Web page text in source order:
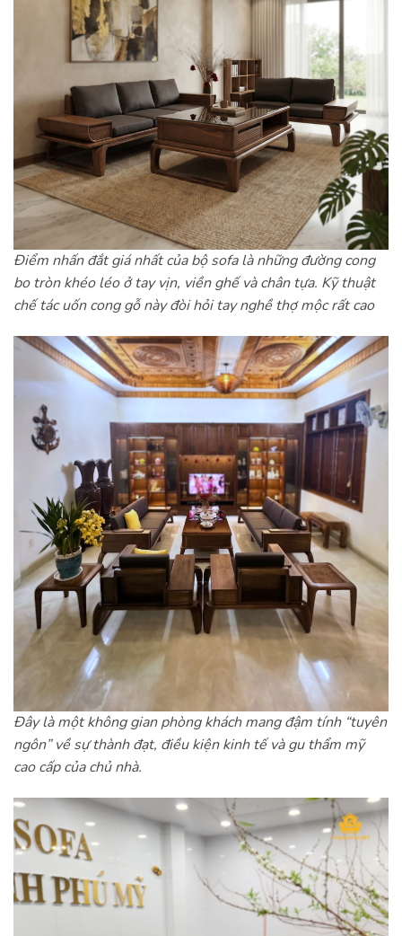
Điểm nhấn đắt giá nhất của bộ sofa là những đường cong
bo tròn khéo léo ở tay vịn, viền ghế và chân tựa. Kỹ thuật
chế tác uốn cong gỗ này đòi hỏi tay nghề thợ mộc rất cao
Đây là một không gian phòng khách mang đậm tính “tuyên
ngôn” về sự thành đạt, điều kiện kinh tế và gu thẩm mỹ
cao cấp của chủ nhà.